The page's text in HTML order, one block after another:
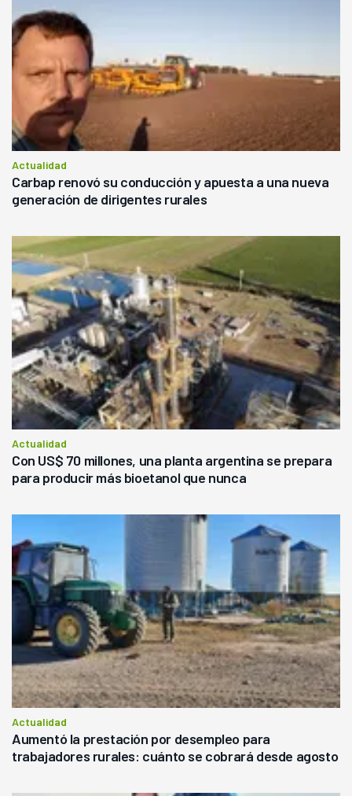
Actualidad
Carbap renovó su conducción y apuesta a una nueva
generación de dirigentes rurales
Actualidad
Con US$ 70 millones, una planta argentina se prepara
para producir más bioetanol que nunca
Actualidad
Aumentó la prestación por desempleo para
trabajadores rurales: cuánto se cobrará desde agosto